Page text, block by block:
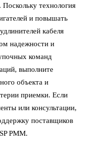
технология
и повышать
кабеля
надежности и
команд
выполните
объекта и
приемки. Если
или консультации,
поставщиков
PMM.